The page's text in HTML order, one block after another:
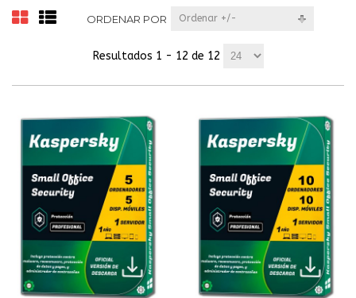
ORDENAR POR Ordenar +/-
Resultados 1 - 12 de 12